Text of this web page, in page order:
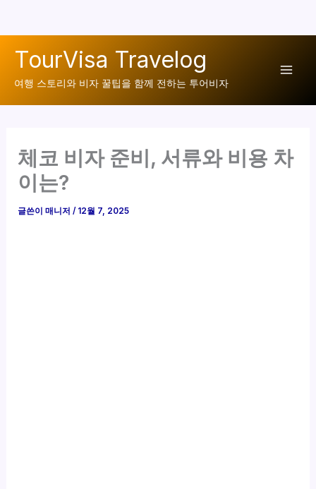
TourVisa Travelog
여행 스토리와 비자 꿀팁을 함께 전하는 투어비자
체코 비자 준비, 서류와 비용 차
이는?
글쓴이매니저/ 12월 7, 2025